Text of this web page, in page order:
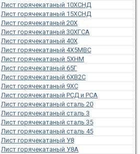
Лист горячекатаный 10ХСНД
Лист горячекатаный 15ХСНД
Лист горячекатаный 20Х
Лист горячекатаный 30ХГСА
Лист горячекатаный 40Х
Лист горячекатаный 4Х5МВС
Лист горячекатаный 5ХНМ
Лист горячекатаный 65Г
Лист горячекатаный 6ХВ2С
Лист горячекатаный 9ХС
Лист горячекатаный РСД и РСА
Лист горячекатаный сталь 20
Лист горячекатаный сталь 3
Лист горячекатаный сталь 35
Лист горячекатаный сталь 45
Лист горячекатаный У8
Лист горячекатаный У8А